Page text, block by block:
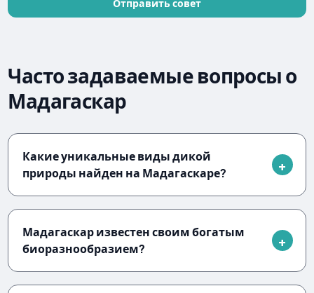
Отправить совет
Часто задаваемые вопросы о
Мадагаскар
Какие уникальные виды дикой
природы найден на Мадагаскаре?
Мадагаскар известен своим богатым
биоразнообразием?